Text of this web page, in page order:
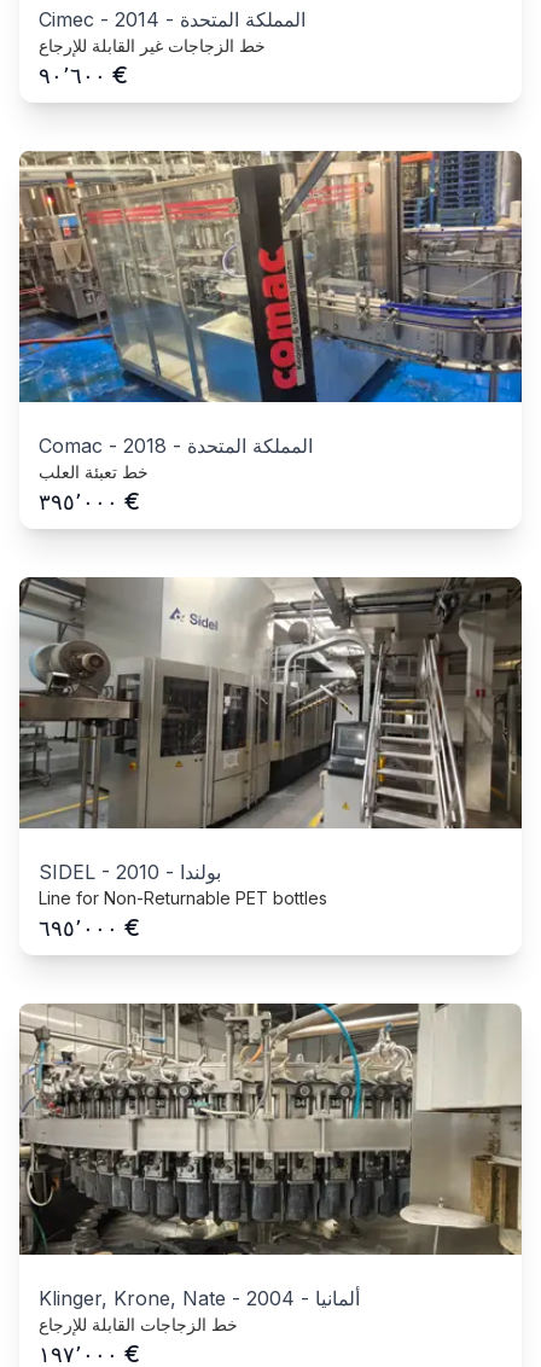
Cimec - 2014 - المملكة المتحدة
خط الزجاجات غير القابلة للإرجاع
٩٠٬٦٠٠ €
Comac - 2018 - المملكة المتحدة
خط تعبئة العلب
٣٩٥٬٠٠٠ €
SIDEL - 2010 - بولندا
Line for Non-Returnable PET bottles
٦٩٥٬٠٠٠ €
Klinger, Krone, Nate - 2004 - ألمانيا
خط الزجاجات القابلة للإرجاع
١٩٧٬٠٠٠ €